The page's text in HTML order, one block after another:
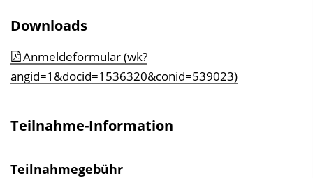
Downloads
Anmeldeformular (wk?
angid=1&docid=1536320&conid=539023)
Teilnahme-Information
Teilnahmegebühr